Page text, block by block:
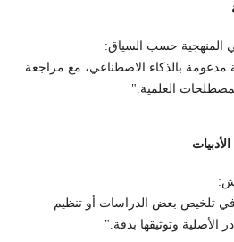
المنهجية حسب السياق:
مدعومة بالذكاء الاصطناعي، مع مراجعة
العلمية."
تلخيص بعض الدراسات أو تنظيم
الأصلية وتوثيقها بدقة."